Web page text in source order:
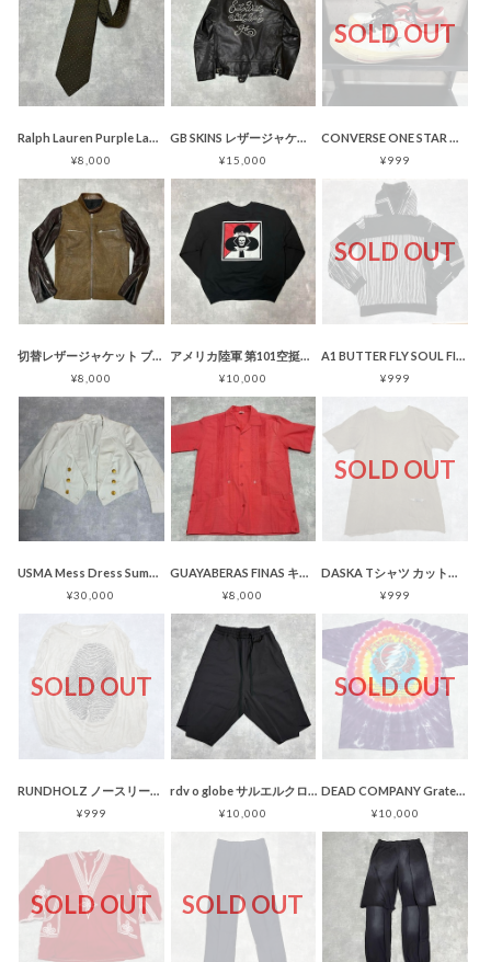
Ralph Lauren Purple Label ネクタイ ドット柄 グリーン
¥8,000
GB SKINS レザージャケット バックペイント ブラック ゴートスキン
¥15,000
SOLD OUT
CONVERSE ONE STAR オールレザー 犬 ホワイト レッド ブラック
¥999
切替レザージャケット ブラウン ライダースジャケット シングル
¥8,000
アメリカ陸軍 第101空挺師団 第32騎兵連隊 第1大隊 スウェット ブラック
¥10,000
SOLD OUT
A1 BUTTER FLY SOUL FIRE パーカー プリント ブラック
¥999
USMA Mess Dress Summer Jacket 1923〜1948
¥30,000
GUAYABERAS FINAS キューバシャツ リネン サーモンピンク
¥8,000
SOLD OUT
DASKA Tシャツ カットオフ加工 ベージュ
¥999
SOLD OUT
RUNDHOLZ ノースリーブカットソー 指紋 バルーン ベージュ
¥999
rdv o globe サルエルクロップドパンツ ブラック レーヨン
¥10,000
SOLD OUT
DEAD COMPANY Grateful Dead Tシャツ タイダイ
¥10,000
SOLD OUT SOLD OUT